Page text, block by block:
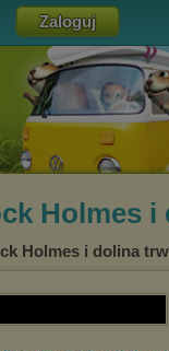
Holmes
Holmes i dolina